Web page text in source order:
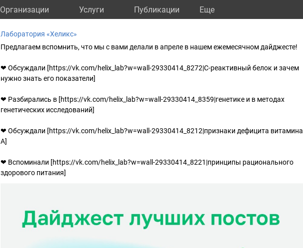
Организации Услуги Публикации Eще
Лаборатория «Хеликс»
Предлагаем вспомнить, что мы с вами делали в апреле в нашем ежемесячном дайджесте!
❤ Обсуждали [https://vk.com/helix_lab?w=wall-29330414_8272|С-реактивный белок и зачем
нужно знать его показатели]
❤ Разбирались в [https://vk.com/helix_lab?w=wall-29330414_8359|генетике и в методах
генетических исследований]
❤ Обсуждали [https://vk.com/helix_lab?w=wall-29330414_8212|признаки дефицита витамина
А]
❤ Вспоминали [https://vk.com/helix_lab?w=wall-29330414_8221|принципы рационального
здорового питания]